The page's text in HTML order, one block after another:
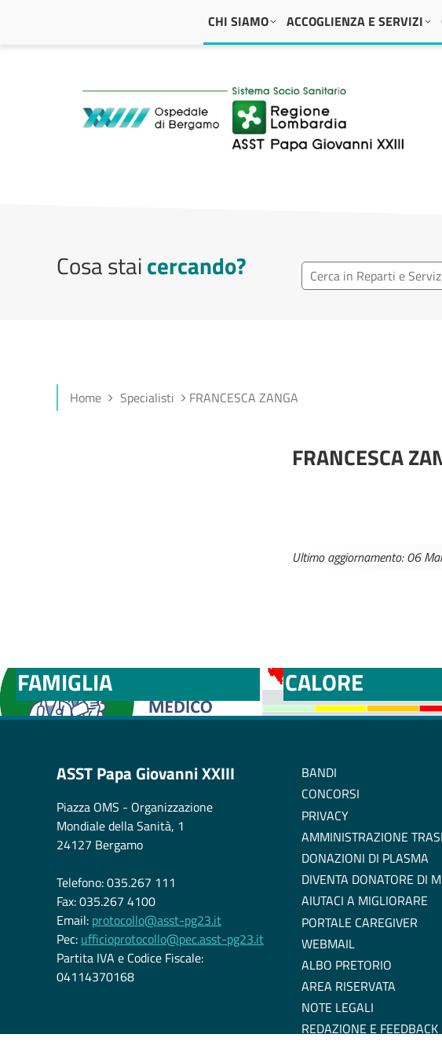
Navigazione principaleCHI SIAMO ACCOGLIENZA E SERVIZI
ASST Papa Giovanni XXIII
Cosa staicercando? Ricerca reparto
Home Specialisti FRANCESCA ZANGA
FRANCESCA
Ultimo aggiornamento: 06
FAMIGLIA
CALORE
ASST Papa Giovanni XXIII
Piazza OMS - Organizzazione
Mondiale della Sanità, 1
24127 Bergamo
Telefono: 035.267 111
Fax: 035.267 4100
Email: protocollo@asst-pg23.it
Pec: ufficioprotocollo@pec.asst-pg23.it
Partita IVA e Codice Fiscale:
04114370168
BANDI
CONCORSI
PRIVACY
AMMINISTRAZIONE
DONAZIONI DI PLASMA
DIVENTA DONATORE DI
AIUTACI A MIGLIORARE
PORTALE CAREGIVER
WEBMAIL
ALBO PRETORIO
AREA RISERVATA
NOTE LEGALI
REDAZIONE E FEEDBACK